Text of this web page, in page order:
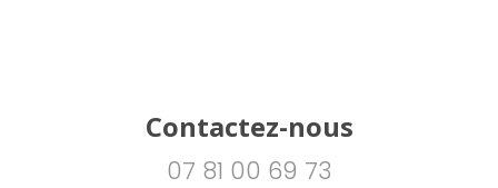
Contactez-nous
07 81 00 69 73